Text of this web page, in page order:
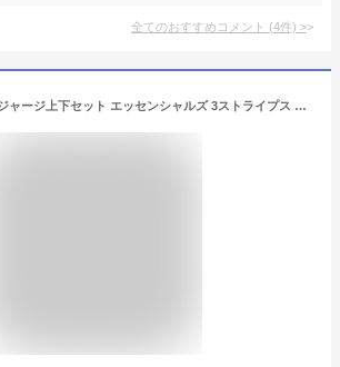
全てのおすすめコメント (4件) >
[アディダス] ジャージ上下セット エッセンシャルズ 3ストライプス トラックスーツ レディース ブラック/ホワイト(GM5534) 日本サイズM相当